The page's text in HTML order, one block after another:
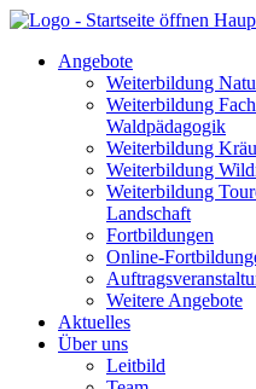
Angebote
Weiterbildung
Weiterbildung
Waldpädagogik
Weiterbildung
Weiterbildung
Weiterbildung
Landschaft
Fortbildungen
Online-
Weitere Angebote
Aktuelles
Über uns
Leitbild